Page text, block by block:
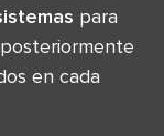
para
en cada